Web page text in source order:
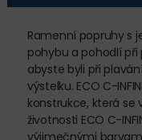
Ramenní popruhy s
pohybu a pohodlí při
abyste byli při
výstelku. ECO C-
konstrukce, která se
životnosti ECO C-
výjimečnými